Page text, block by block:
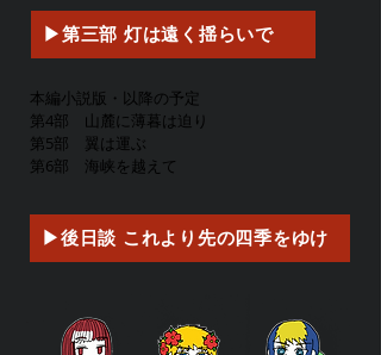
▶第三部 灯は遠く揺らいで
​本編小説版・以降の予定
第4部 山麓に薄暮は迫り
第5部 翼は運ぶ
第6部 海峡を越えて
▶後日談 これより先の四季をゆけ